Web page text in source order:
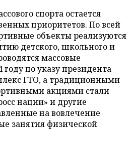
спорта остается
приоритетов. По всей
объекты реализуются
детского, школьного и
массовые
году по указу президента
ГТО, а традиционными
акциями стали
нации» и другие
на вовлечение
занятия физической